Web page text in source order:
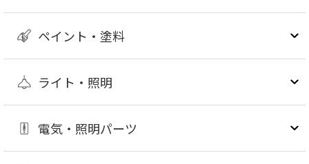
ペイント・塗料
ライト・照明
電気・照明パーツ